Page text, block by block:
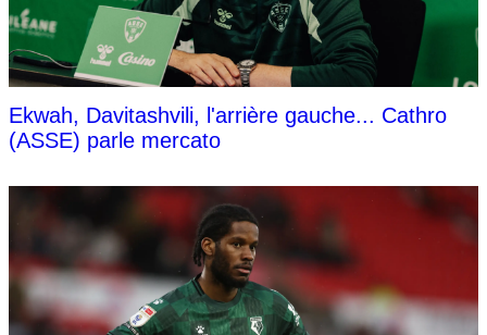
Ekwah, Davitashvili, l'arrière gauche... Cathro
(ASSE) parle mercato